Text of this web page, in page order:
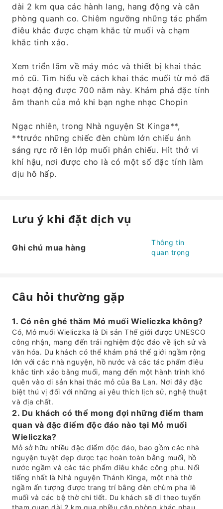
dài 2 km qua các hành lang, hang động và căn
phòng quanh co. Chiêm ngưỡng những tác phẩm
điêu khắc được chạm khắc từ muối và chạm
khắc tinh xảo.
Xem triển lãm về máy móc và thiết bị khai thác
mỏ cũ. Tìm hiểu về cách khai thác muối từ mỏ đã
hoạt động được 700 năm này. Khám phá đặc tính
âm thanh của mỏ khi bạn nghe nhạc Chopin
Ngạc nhiên, trong Nhà nguyện St Kinga**,
**trước những chiếc đèn chùm lớn chiếu ánh
sáng rực rỡ lên lớp muối phản chiếu. Hít thở vi
khí hậu, nơi được cho là có một số đặc tính làm
dịu hô hấp.
Lưu ý khi đặt dịch vụ
Ghi chú mua hàng
Thông tin
quan trọng
Câu hỏi thường gặp
1. Có nên ghé thăm Mỏ muối Wieliczka không?
Có, Mỏ muối Wieliczka là Di sản Thế giới được UNESCO
công nhận, mang đến trải nghiệm độc đáo về lịch sử và
văn hóa. Du khách có thể khám phá thế giới ngầm rộng
lớn với các nhà nguyện, hồ nước và các tác phẩm điêu
khắc tinh xảo bằng muối, mang đến một hành trình khó
quên vào di sản khai thác mỏ của Ba Lan. Nơi đây đặc
biệt thú vị đối với những ai yêu thích lịch sử, nghệ thuật
và địa chất.
2. Du khách có thể mong đợi những điểm tham
quan và đặc điểm độc đáo nào tại Mỏ muối
Wieliczka?
Mỏ sở hữu nhiều đặc điểm độc đáo, bao gồm các nhà
nguyện tuyệt đẹp được tạc hoàn toàn bằng muối, hồ
nước ngầm và các tác phẩm điêu khắc công phu. Nổi
tiếng nhất là Nhà nguyện Thánh Kinga, một nhà thờ
ngầm ấn tượng được trang trí bằng đèn chùm pha lê
muối và các bệ thờ chi tiết. Du khách sẽ đi theo tuyến
tham quan dài 2 km qua nhiều căn phòng khác nhau.